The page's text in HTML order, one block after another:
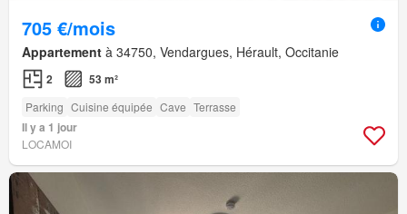
705 €/mois
Appartement à 34750, Vendargues, Hérault, Occitanie
2 53 m²
Parking Cuisine équipée Cave Terrasse
Il y a 1 jour
LOCAMOI